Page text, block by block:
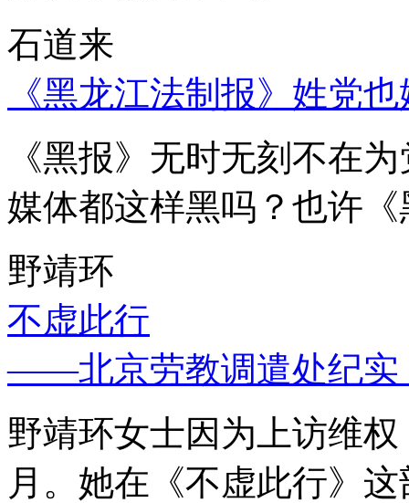
石道来
《黑龙江法制报》姓党
《黑报》无时无刻不在
媒体都这样黑吗？也许
野靖环
不虚此行
——北京劳教调遣处纪实
野靖环女士因为上访维
月。她在《不虚此行》